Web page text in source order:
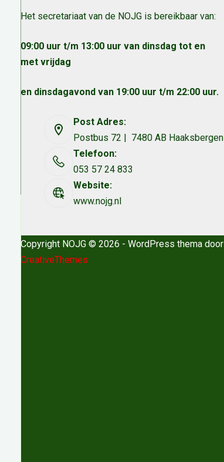
Het secretariaat van de NOJG is bereikbaar van:
09:00 uur t/m 13:00 uur van dinsdag tot en
met vrijdag
en dinsdagavond van 19:00 uur t/m 22:00 uur.
Post Adres:
Postbus 72 | 7480 AB Haaksbergen
Telefoon:
053 57 24 833
Website:
www.nojg.nl
Copyright NOJG © 2026 - WordPress thema door
CreativeThemes